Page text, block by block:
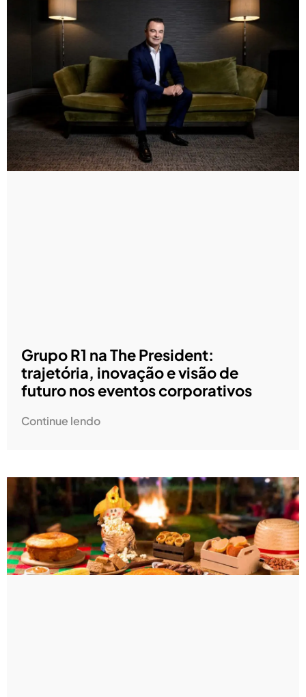
Grupo R1 na The President:
trajetória, inovação e visão de
futuro nos eventos corporativos
Continue lendo